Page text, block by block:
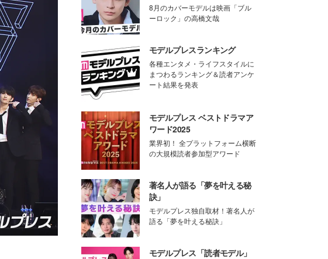
8月のカバーモデルは映画「ブル
ーロック」の高橋文哉
モデルプレスランキング
各種エンタメ・ライフスタイルに
まつわるランキング＆読者アンケ
ート結果を発表
モデルプレス ベストドラマア
ワード2025
業界初！ 全プラットフォーム横断
の大規模読者参加型アワード
著名人が語る「夢を叶える秘
訣」
モデルプレス独自取材！著名人が
語る「夢を叶える秘訣」
モデルプレス「読者モデル」